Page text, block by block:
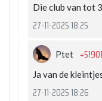
Die club van tot
27-11-2025 18:25
Ptet
Ja van de
27-11-2025 18:26